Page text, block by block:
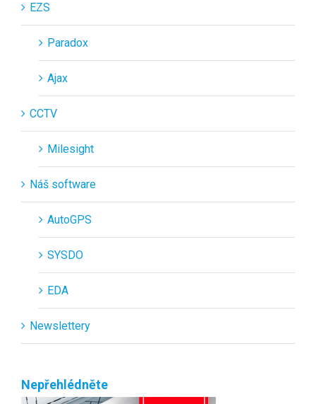
EZS
Paradox
Ajax
CCTV
Milesight
Náš software
AutoGPS
SYSDO
EDA
Newslettery
Nepřehlédněte